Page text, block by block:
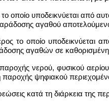
οποίο υποδεικνύεται από
αγαθού
το οποίο υποδεικνύεται
αγαθών σε καθορισμένη
νερού, φυσικού αερίου
ψηφιακού
κατά τη διάρκεια της